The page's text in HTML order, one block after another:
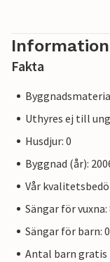
Fakta
Uthyres ej till
Husdjur: 0
Byggnad (år):
Vår
Sängar för vuxna:
Sängar för barn: 0
Antal barn gratis